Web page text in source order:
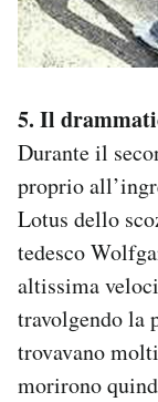
5. Il
Durante il
proprio
Lotus dello
tedesco
altissima
travolgendo la
trovavano
morirono